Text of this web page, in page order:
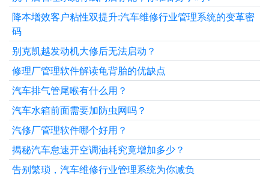
降本增效客户粘性双提升:汽车维修行业管理系统的变革密
码
别克凯越发动机大修后无法启动？
修理厂管理软件解读龟背胎的优缺点
汽车排气管尾喉有什么用？
汽车水箱前面需要加防虫网吗？
汽修厂管理软件哪个好用？
揭秘汽车怠速开空调油耗究竟增加多少？
告别繁琐，汽车维修行业管理系统为你减负